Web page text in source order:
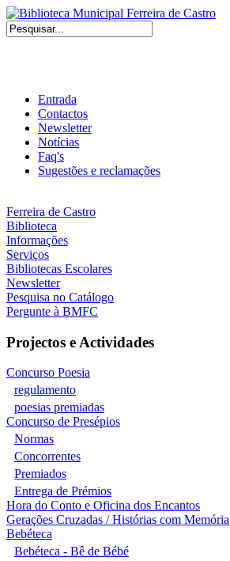
Entrada
Contactos
Newsletter
Notícias
Faq's
Sugestões e reclamações
Ferreira de Castro
Biblioteca
Informações
Serviços
Bibliotecas Escolares
Newsletter
Pesquisa no Catálogo
Pergunte à BMFC
Projectos e Actividades
Concurso Poesia
regulamento
poesias premiadas
Concurso de Presépios
Normas
Concorrentes
Premiados
Entrega de Prémios
Hora do Conto e Oficina dos Encantos
Gerações Cruzadas / Histórias com Memória
Bebéteca
Bebéteca - Bê de Bébé